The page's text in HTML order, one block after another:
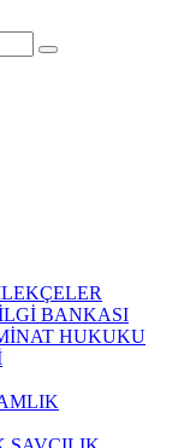
BANKASI
HUKUKU